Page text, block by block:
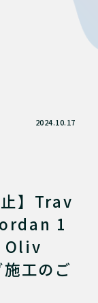
2024.10.17
止】Trav
1
Oliv
工のご